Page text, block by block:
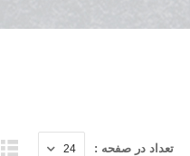
تعداد در صفحه :